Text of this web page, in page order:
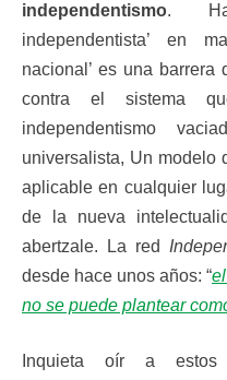
independentismo.
independentista’ en
nacional’ es una
contra el sistema
independentismo
universalista, Un modelo
aplicable en cualquier
de la nueva
abertzale. La red
desde hace unos años: “
no se puede plantear
Inquieta oír a